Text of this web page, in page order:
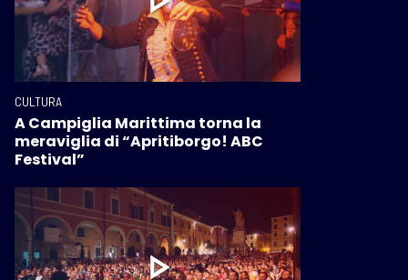
CULTURA
A Campiglia Marittima torna la
meraviglia di “Apritiborgo! ABC
Festival”